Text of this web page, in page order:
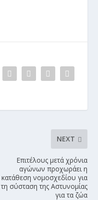
NEXT
Επιτέλους μετά χρόνια
αγώνων προχωράει η
κατάθεση νομοσχεδίου για
τη σύσταση της Αστυνομίας
για τα ζώα